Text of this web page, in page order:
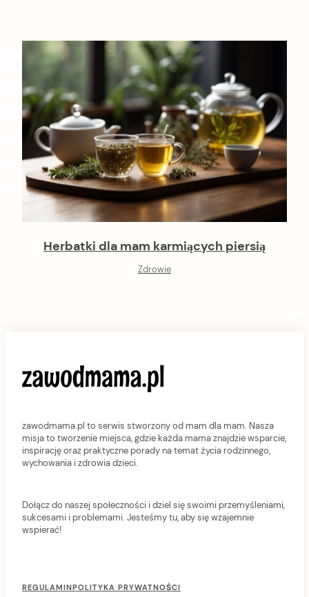
Herbatki dla mam karmiących piersią
Zdrowie
zawodmama.pl to serwis stworzony od mam dla mam. Nasza
misja to tworzenie miejsca, gdzie każda mama znajdzie wsparcie,
inspirację oraz praktyczne porady na temat życia rodzinnego,
wychowania i zdrowia dzieci.
Dołącz do naszej społeczności i dziel się swoimi przemyśleniami,
sukcesami i problemami. Jesteśmy tu, aby się wzajemnie
wspierać!
o
REGULAMINPOLITYKA PRYWATNOŚCI